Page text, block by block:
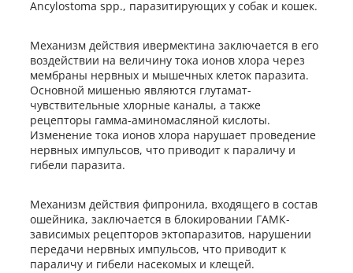
Ancylostoma spp., паразитирующих у собак и кошек.
Механизм действия ивермектина заключается в его
воздействии на величину тока ионов хлора через
мембраны нервных и мышечных клеток паразита.
Основной мишенью являются глутамат-
чувствительные хлорные каналы, а также
рецепторы гамма-аминомасляной кислоты.
Изменение тока ионов хлора нарушает проведение
нервных импульсов, что приводит к параличу и
гибели паразита.
Механизм действия фипронила, входящего в состав
ошейника, заключается в блокировании ГАМК-
зависимых рецепторов эктопаразитов, нарушении
передачи нервных импульсов, что приводит к
параличу и гибели насекомых и клещей.